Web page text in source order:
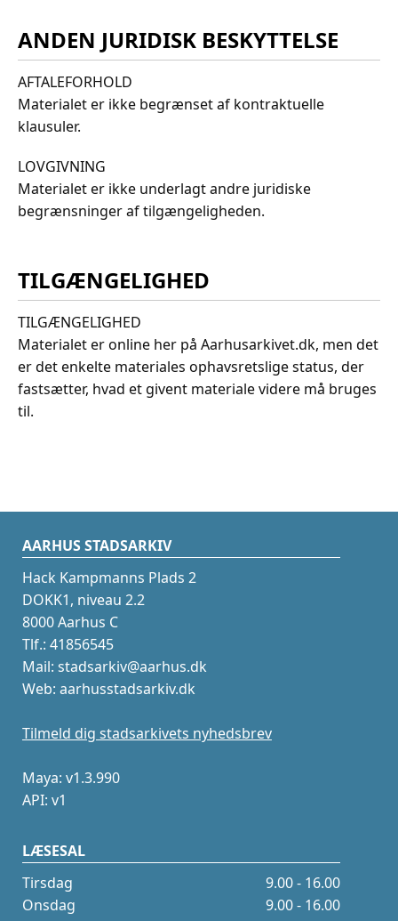
ANDEN JURIDISK BESKYTTELSE
AFTALEFORHOLD
Materialet er ikke begrænset af kontraktuelle
klausuler.
LOVGIVNING
Materialet er ikke underlagt andre juridiske
begrænsninger af tilgængeligheden.
TILGÆNGELIGHED
TILGÆNGELIGHED
Materialet er online her på Aarhusarkivet.dk, men det
er det enkelte materiales ophavsretslige status, der
fastsætter, hvad et givent materiale videre må bruges
til.
AARHUS STADSARKIV
Hack Kampmanns Plads 2
DOKK1, niveau 2.2
8000 Aarhus C
Tlf.: 41856545
Mail: stadsarkiv@aarhus.dk
Web: aarhusstadsarkiv.dk
Tilmeld dig stadsarkivets nyhedsbrev
Maya: v1.3.990
API: v1
LÆSESAL
Tirsdag
9.00 - 16.00
Onsdag
9.00 - 16.00